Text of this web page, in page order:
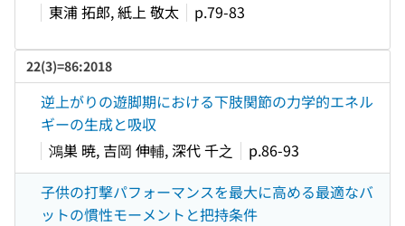
東浦 拓郎, 紙上 敬太
p.79-83
22(3)=86:2018
逆上がりの遊脚期における下肢関節の力学的エネル
ギーの生成と吸収
鴻巣 暁, 吉岡 伸輔, 深代 千之
p.86-93
子供の打撃パフォーマンスを最大に高める最適なバ
ットの慣性モーメントと把持条件